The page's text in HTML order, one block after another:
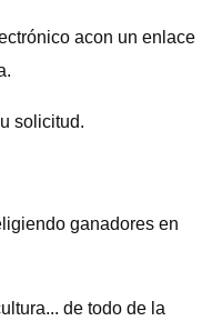
acon un enlace
solicitud.
ganadores en
de todo de la